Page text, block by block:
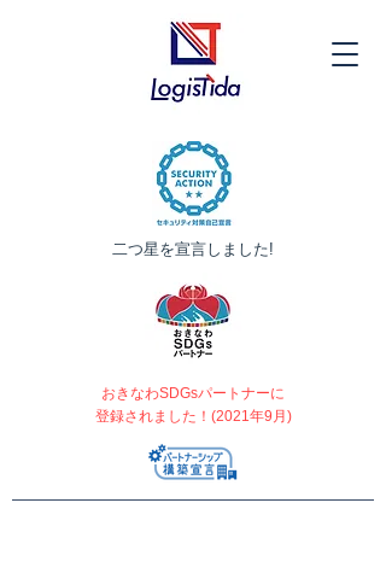
​二つ星を宣言しました!
おきなわSDGsパートナーに
登録されました！(2021年9月)